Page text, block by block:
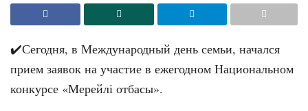
✔️Сегодня, в Международный день семьи, начался
прием заявок на участие в ежегодном Национальном
конкурсе «Мерейлі отбасы».